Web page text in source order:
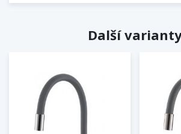
Další